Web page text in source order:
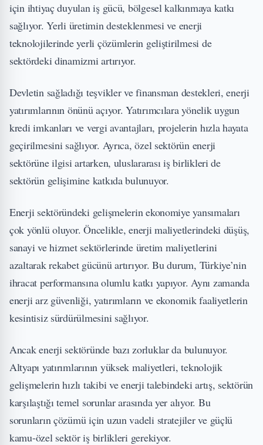
için ihtiyaç duyulan iş gücü, bölgesel kalkınmaya katkı
sağlıyor. Yerli üretimin desteklenmesi ve enerji
teknolojilerinde yerli çözümlerin geliştirilmesi de
sektördeki dinamizmi artırıyor.
Devletin sağladığı teşvikler ve finansman destekleri, enerji
yatırımlarının önünü açıyor. Yatırımcılara yönelik uygun
kredi imkanları ve vergi avantajları, projelerin hızla hayata
geçirilmesini sağlıyor. Ayrıca, özel sektörün enerji
sektörüne ilgisi artarken, uluslararası iş birlikleri de
sektörün gelişimine katkıda bulunuyor.
Enerji sektöründeki gelişmelerin ekonomiye yansımaları
çok yönlü oluyor. Öncelikle, enerji maliyetlerindeki düşüş,
sanayi ve hizmet sektörlerinde üretim maliyetlerini
azaltarak rekabet gücünü artırıyor. Bu durum, Türkiye’nin
ihracat performansına olumlu katkı yapıyor. Aynı zamanda
enerji arz güvenliği, yatırımların ve ekonomik faaliyetlerin
kesintisiz sürdürülmesini sağlıyor.
Ancak enerji sektöründe bazı zorluklar da bulunuyor.
Altyapı yatırımlarının yüksek maliyetleri, teknolojik
gelişmelerin hızlı takibi ve enerji talebindeki artış, sektörün
karşılaştığı temel sorunlar arasında yer alıyor. Bu
sorunların çözümü için uzun vadeli stratejiler ve güçlü
kamu-özel sektör iş birlikleri gerekiyor.